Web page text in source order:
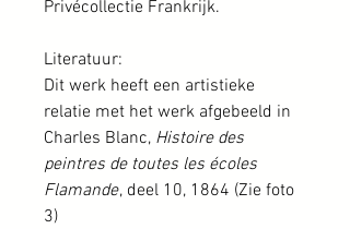
Privécollectie Frankrijk.
Literatuur:
Dit werk heeft een artistieke
relatie met het werk afgebeeld in
Charles Blanc, Histoire des
peintres de toutes les écoles
Flamande, deel 10, 1864 (Zie foto
3)